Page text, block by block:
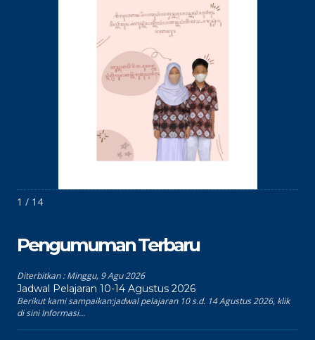
1 / 14
Pengumuman Terbaru
Diterbitkan :Minggu, 9 Agu 2026
Jadwal Pelajaran 10-14 Agustus 2026
Berikut kami sampaikan:jadwal pelajaran 10 s.d. 14 Agustus 2026, klik
di sini Informasi...